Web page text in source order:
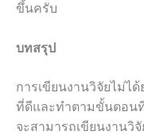
ขึ้นครับ
บทสรุป
การเขียนงานวิจัยไม่ไ
ที่ดีและทำตามขั้นตอน
จะสามารถเขียนงาน